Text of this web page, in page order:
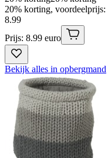
20% korting,
8.99
Prijs: 8.99 euro
Bekijk alles in opbergmand